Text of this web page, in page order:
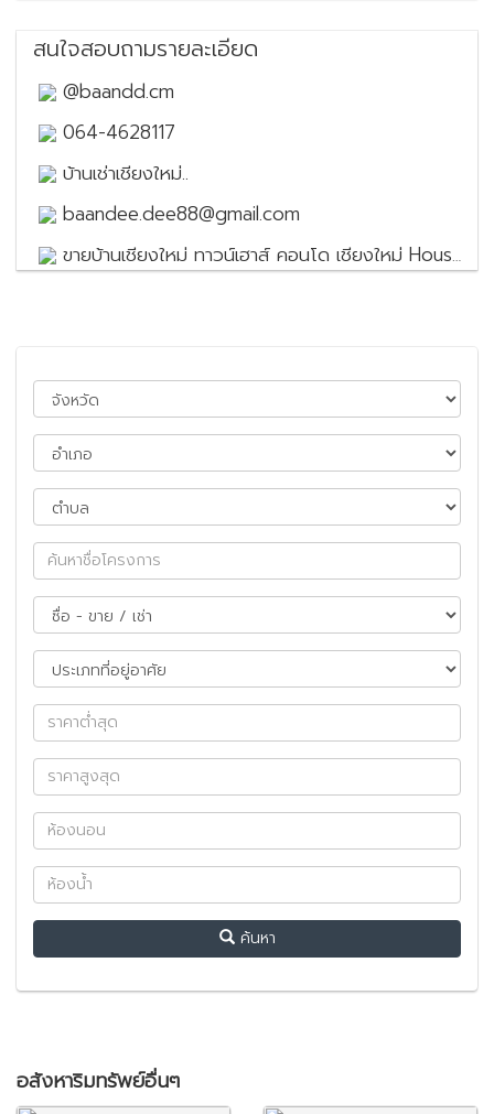
สนใจสอบถามรายละเอียด
@baandd.cm
064-4628117
บ้านเช่าเชียงใหม่..
baandee.dee88@gmail.com
ขายบ้านเชียงใหม่ ทาวน์เฮาส์ คอนโด เชียงใหม่ House for sale in Chiang Mai
ค้นหา
อสังหาริมทรัพย์อื่นๆ